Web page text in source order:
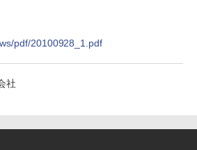
pdf/20100928_1.pdf
社